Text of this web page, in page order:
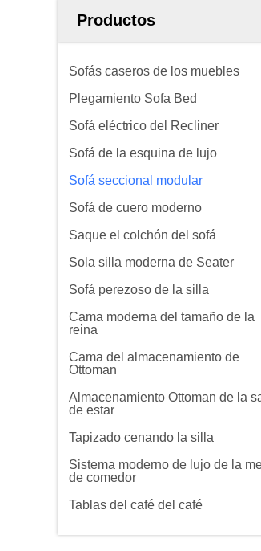
Productos
Sofás caseros de los muebles
Plegamiento Sofa Bed
Sofá eléctrico del Recliner
Sofá de la esquina de lujo
Sofá seccional modular
Sofá de cuero moderno
Saque el colchón del sofá
Sola silla moderna de Seater
Sofá perezoso de la silla
Cama moderna del tamaño de la
reina
Cama del almacenamiento de
Ottoman
Almacenamiento Ottoman de la
de estar
Tapizado cenando la silla
Sistema moderno de lujo de la
de comedor
Tablas del café del café